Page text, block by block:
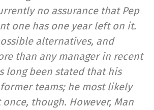
no assurance that Pep
one has one year left on it.
alternatives, and
than any manager in recent
long been stated that his
teams; he most likely
though. However, Man